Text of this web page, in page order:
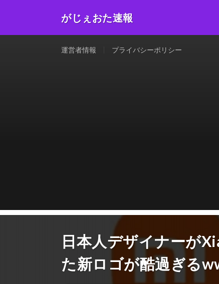
がじぇおた速報
運営者情報 プライバシーポリシー
日本人デザイナーが
た新ロゴが酷過ぎる